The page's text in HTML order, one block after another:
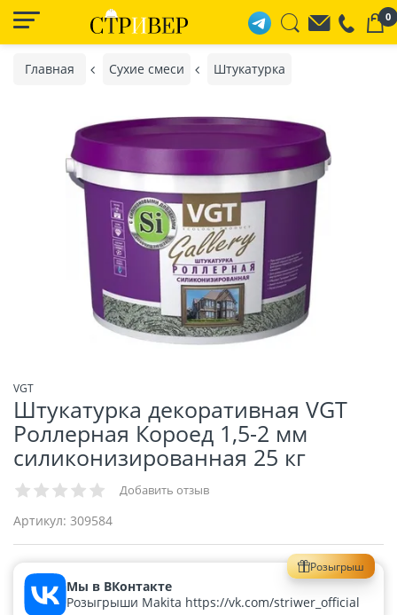
0
Главная Сухие смеси Штукатурка
VGT
Штукатурка декоративная VGT
Роллерная Короед 1,5-2 мм
силиконизированная 25 кг
Добавить отзыв
Артикул: 309584
Розыгрыш
Мы в ВКонтакте
Розыгрыши Makita https://vk.com/striwer_official